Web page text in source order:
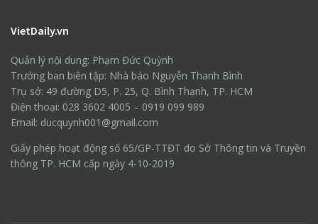
VietDaily.vn
Quản lý nội dung: Phạm Đức Quỳnh
Trưởng ban biên tập: Nhà báo Nguyễn Thanh Bình
Trụ sở: 49 đường D5, P. 25, Q. Bình Thạnh, TP. HCM
Điện thoại: 028 3602 4005 – 0919 099 989
Email: ducquynh001@gmail.com
Giấy phép hoạt động số 65/GP-TTĐT do Sở Thông tin và Truyền
thông TP. HCM cấp ngày 4-10-2019